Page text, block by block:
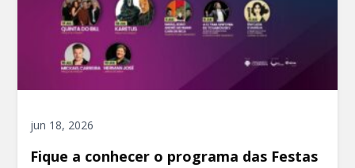
jun 18, 2026
Fique a conhecer o programa das Festas